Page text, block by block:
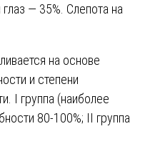
— 35%. Слепота на
на основе
и степени
I группа (наиболее
80-100%; II группа